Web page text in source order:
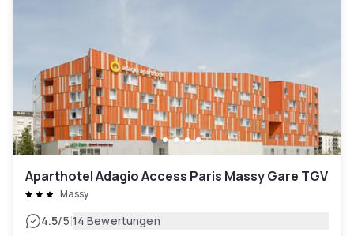
Aparthotel Adagio Access Paris Massy Gare TGV
Massy
4.5/5|14 Bewertungen